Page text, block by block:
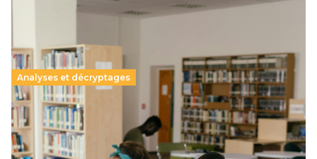
Analyses et décryptages
Supérieur privé : une dérive qui met à mal la
promesse républicaine
11 juillet 2026-